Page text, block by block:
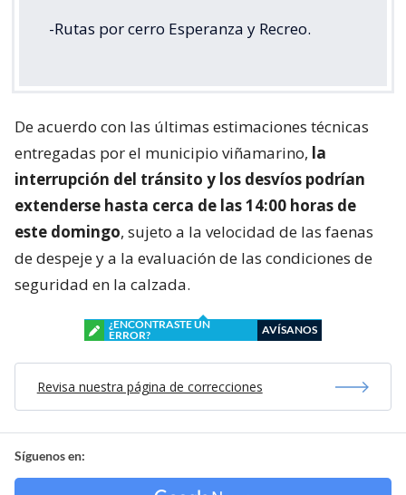
-Rutas por cerro Esperanza y Recreo.
De acuerdo con las últimas estimaciones técnicas
entregadas por el municipio viñamarino, la
interrupción del tránsito y los desvíos podrían
extenderse hasta cerca de las 14:00 horas de
este domingo, sujeto a la velocidad de las faenas
de despeje y a la evaluación de las condiciones de
seguridad en la calzada.
¿ENCONTRASTE UN
ERROR?
AVÍSANOS
Revisa nuestra página de correcciones
Síguenos en: